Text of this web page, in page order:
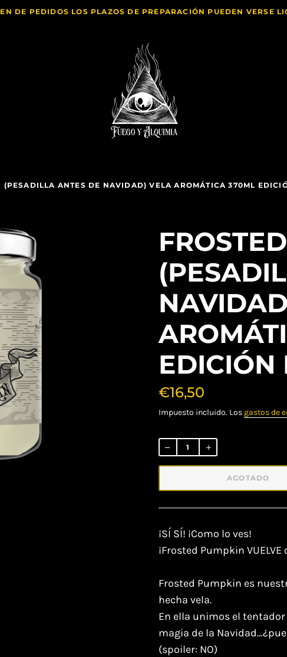
DE PEDIDOS LOS PLAZOS DE PREPARACIÓN PUEDEN VERSE
(PESADILLA ANTES DE NAVIDAD) VELA AROMÁTICA 370ML
EDICIÓN
€16,50
Impuesto incluido. Los gastos de
habitual
AGOTADO
¡SÍ SÍ! ¡Como lo ves!
¡Frosted Pumpkin
Frosted Pumpkin es
hecha vela.
En ella unimos el
magia de la
(spoiler: NO)